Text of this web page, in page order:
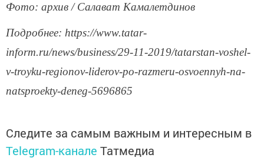
Фото: архив / Салават Камалетдинов
Подробнее: https://www.tatar-
inform.ru/news/business/29-11-2019/tatarstan-voshel-
v-troyku-regionov-liderov-po-razmeru-osvoennyh-na-
natsproekty-deneg-5696865
Следите за самым важным и интересным в
Telegram-канале Татмедиа